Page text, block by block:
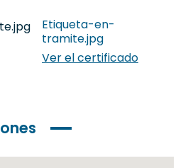
Etiqueta-en-
tramite.jpg
Ver el certificado